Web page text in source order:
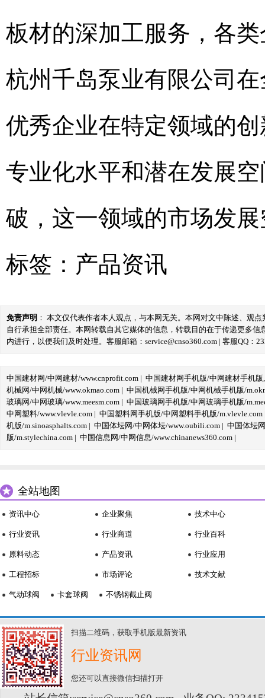
板材的深加工服务，各
杭州千岛泵业有限公司
优秀企业在特定领域的
专业化水平和潜在发展
破，这一领域的市场发
标签： 产品资讯
免责声明 ： 本文仅代表作者本人观点，与本网无关。本网对文中陈述、观
自行承担全部责任。本网转载自其它媒体的信息，转载目的在于传递更多
内进行，以便我们及时处理。客服邮箱：service@cnso360.com | 客服QQ：
中国建材网/中网建材/www.cnprofit.com | 中国建材网手机版/中网建材手机版
机械网/中网机械/www.okmao.com | 中国机械网手机版/中网机械手机版/
玻璃网/中网玻璃/www.meesm.com | 中国玻璃网手机版/中网玻璃手机版/
中网塑料/www.vlevle.com | 中国塑料网手机版/中网塑料手机版/m.vlevle.com
机版/m.sinoasphalts.com | 中国体坛网/中网体坛/www.oubili.com | 中国体坛
版/m.stylechina.com | 中国信息网/中网信息/www.chinanews360.com |
全站地图
资讯中心
行业资讯
原料动态
工程招标
企业聚焦
行业商道
产品资讯
市场评论
技术中心
行业百科
行业应用
技术文献
气动球阀 卡套球阀 不锈钢截止阀
扫描二维码，获取手机版最新资讯
行业资讯网
您还可以直接微信扫描打开